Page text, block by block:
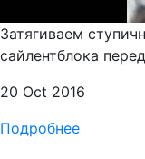
Затягиваем
сайлентблока
20 Oct 2016
Подробнее